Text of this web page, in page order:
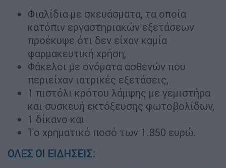
Φιαλίδια με σκευάσματα, τα οποία
κατόπιν εργαστηριακών εξετάσεων
προέκυψε ότι δεν είχαν καμία
φαρμακευτική χρήση,
Φάκελοι με ονόματα ασθενών που
περιείχαν ιατρικές εξετάσεις,
1 πιστόλι κρότου λάμψης με γεμιστήρα
και συσκευή εκτόξευσης φωτοβολίδων,
1 δίκανο και
Το χρηματικό ποσό των 1.850 ευρώ.
ΟΛΕΣ ΟΙ ΕΙΔΗΣΕΙΣ: